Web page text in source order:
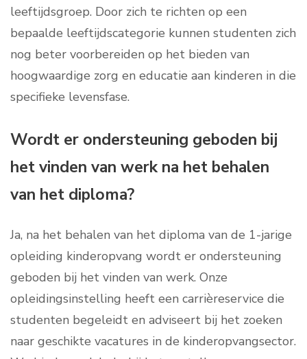
leeftijdsgroep. Door zich te richten op een
bepaalde leeftijdscategorie kunnen studenten zich
nog beter voorbereiden op het bieden van
hoogwaardige zorg en educatie aan kinderen in die
specifieke levensfase.
Wordt er ondersteuning geboden bij
het vinden van werk na het behalen
van het diploma?
Ja, na het behalen van het diploma van de 1-jarige
opleiding kinderopvang wordt er ondersteuning
geboden bij het vinden van werk. Onze
opleidingsinstelling heeft een carrièreservice die
studenten begeleidt en adviseert bij het zoeken
naar geschikte vacatures in de kinderopvangsector.